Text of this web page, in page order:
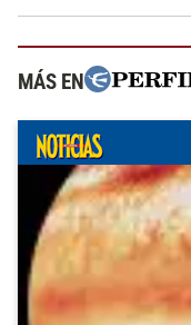
MÁS EN